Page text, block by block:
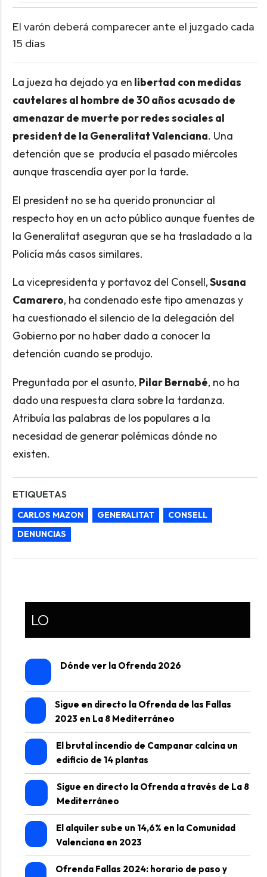
El varón deberá comparecer ante el juzgado cada
15 días
La jueza ha dejado ya en libertad con medidas
cautelares al hombre de 30 años acusado de
amenazar de muerte por redes sociales al
president de la Generalitat Valenciana. Una
detención que se producía el pasado miércoles
aunque trascendía ayer por la tarde.
El president no se ha querido pronunciar al
respecto hoy en un acto público aunque fuentes de
la Generalitat aseguran que se ha trasladado a la
Policía más casos similares.
La vicepresidenta y portavoz del Consell,Susana
Camarero, ha condenado este tipo amenazas y
ha cuestionado el silencio de la delegación del
Gobierno por no haber dado a conocer la
detención cuando se produjo.
Preguntada por el asunto, Pilar Bernabé, no ha
dado una respuesta clara sobre la tardanza.
Atribuía las palabras de los populares a la
necesidad de generar polémicas dónde no
existen.
ETIQUETAS
CARLOS MAZON GENERALITAT
CONSELL
DENUNCIAS
LO
Dónde ver la Ofrenda 2026
Sigue en directo la Ofrenda de las Fallas
2023 en La 8 Mediterráneo
El brutal incendio de Campanar calcina un
edificio de 14 plantas
Sigue en directo la Ofrenda a través de La 8
Mediterráneo
El alquiler sube un 14,6% en la Comunidad
Valenciana en 2023
Ofrenda Fallas 2024: horario de paso y